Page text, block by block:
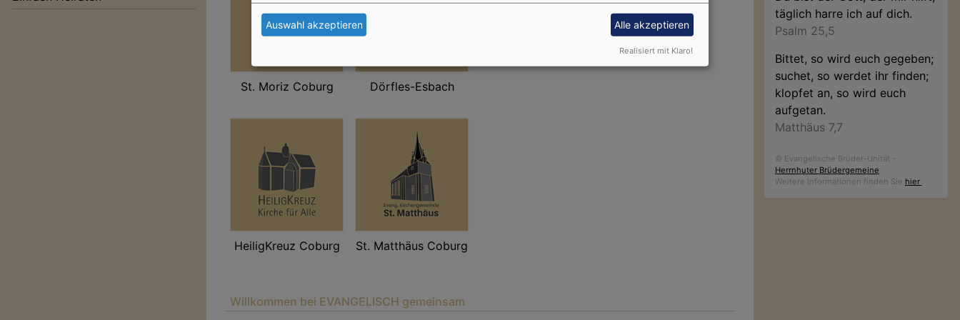
St. Moriz Coburg Dörfles-Esbach
HeiligKreuz Coburg St. Matthäus Coburg
Willkommen bei EVANGELISCH gemeinsam
täglich harre ich auf dich.
Psalm 25,5
Bittet, so wird euch gegeben;
suchet, so werdet ihr finden;
klopfet an, so wird euch
aufgetan.
Matthäus 7,7
© Evangelische Brüder-Unität –
Herrnhuter Brüdergemeine
Weitere Informationen finden Sie hier .
Auswahl akzeptieren Alle akzeptieren
Realisiert mit Klaro!